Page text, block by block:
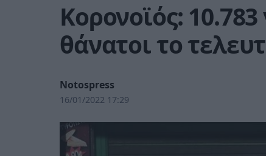
Κορονοϊός:
θάνατοι το
Notospress
16/01/2022 17:29